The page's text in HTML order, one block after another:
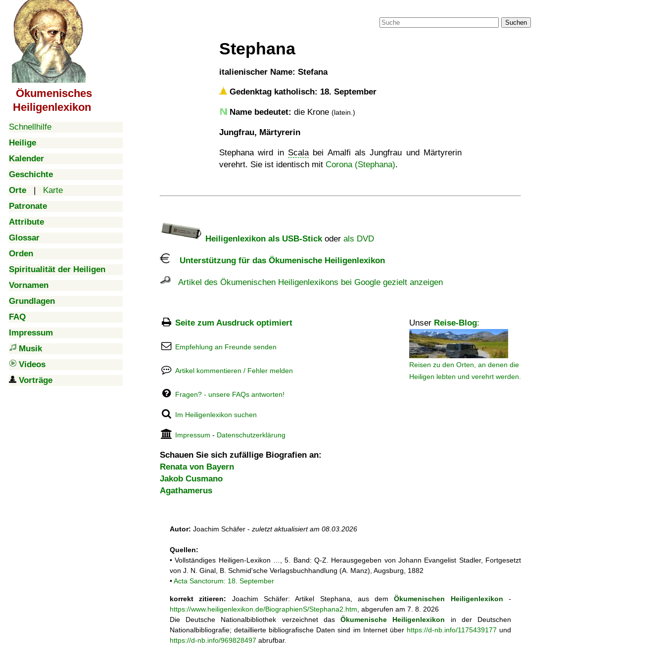
Ökumenisches
Heiligenlexikon
Schnellhilfe
Heilige
Kalender
Geschichte
Orte | Karte
Patronate
Attribute
Glossar
Orden
Spiritualität der Heiligen
Vornamen
Grundlagen
FAQ
Impressum
Musik
Videos
Vorträge
Suchen
Stephana
italienischer Name: Stefana
Gedenktag katholisch: 18. September
Name bedeutet: die Krone (latein.)
Jungfrau, Märtyrerin
Stephana wird in Scalabei Amalfi als Jungfrau und Märtyrerin
verehrt. Sie ist identisch mit Corona (Stephana).
Heiligenlexikon als USB-Stickoder als DVD
Unterstützung für das Ökumenische Heiligenlexikon
Artikel des Ökumenischen Heiligenlexikons bei Google gezielt anzeigen
Seite zum Ausdruck optimiert Unser Reise-Blog:
Reisen zu den Orten, an denen die
Heiligen lebten und verehrt werden.
Empfehlung an Freunde senden
Artikel kommentieren / Fehler melden
Fragen? - unsere FAQs antworten!
Im Heiligenlexikon suchen
Impressum - Datenschutzerklärung
Schauen Sie sich zufällige Biografien an:
Renata von Bayern
Jakob Cusmano
Agathamerus
Autor: Joachim Schäfer - zuletzt aktualisiert am 08.03.2026
Quellen:
• Vollständiges Heiligen-Lexikon …, 5. Band: Q-Z. Herausgegeben von Johann Evangelist Stadler, Fortgesetzt
von J. N. Ginal, B. Schmid'sche Verlagsbuchhandlung (A. Manz), Augsburg, 1882
•Acta Sanctorum: 18. September
korrekt zitieren: Joachim Schäfer: Artikel Stephana, aus demÖkumenischen Heiligenlexikon -
https://www.heiligenlexikon.de/BiographienS/Stephana2.htm , abgerufen am 7. 8. 2026
Die Deutsche Nationalbibliothek verzeichnet dasÖkumenische Heiligenlexikon in der Deutschen
Nationalbibliografie; detaillierte bibliografische Daten sind im Internet über https://d-nb.info/1175439177 und
https://d-nb.info/969828497 abrufbar.